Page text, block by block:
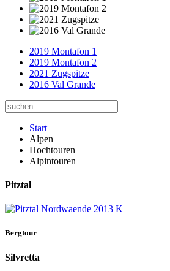
2019 Montafon 1
2019 Montafon 2
2021 Zugspitze
2016 Val Grande
Start
Alpen
Hochtouren
Alpintouren
Pitztal
Bergtour
Silvretta